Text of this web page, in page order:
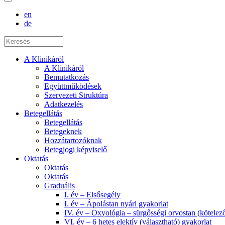
en
de
A Klinikáról
A Klinikáról
Bemutatkozás
Együttműködések
Szervezeti Struktúra
Adatkezelés
Betegellátás
Betegellátás
Betegeknek
Hozzátartozóknak
Betegjogi képviselő
Oktatás
Oktatás
Oktatás
Graduális
I. év – Elsősegély
I. év – Ápolástan nyári gyakorlat
IV. év – Oxyológia – sürgősségi orvostan
VI. év – 6 hetes elektív (választható) gyakorlat